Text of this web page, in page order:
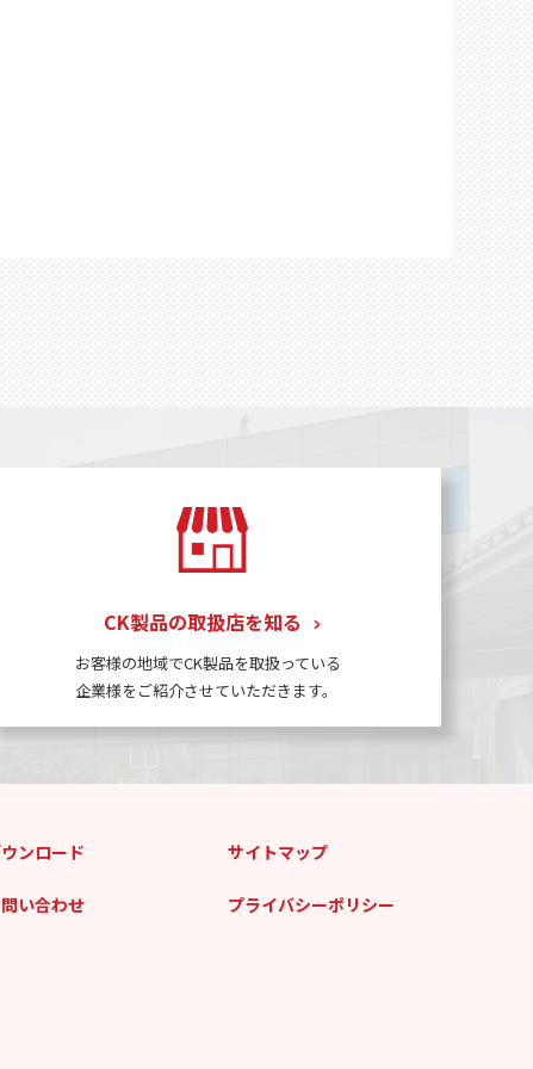
CK製品の取扱店を知る
お客様の地域でCK製品を取扱っている
企業様をご紹介させていただきます。
ンロード
い合わせ
サイトマップ
プライバシーポリシー